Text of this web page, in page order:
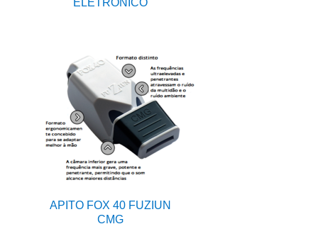
ELETRÓNICO
APITO FOX 40 FUZIUN
CMG